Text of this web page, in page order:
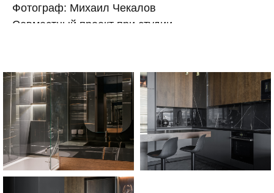
Фотограф: Михаил Чекалов
Совместный проект при студии